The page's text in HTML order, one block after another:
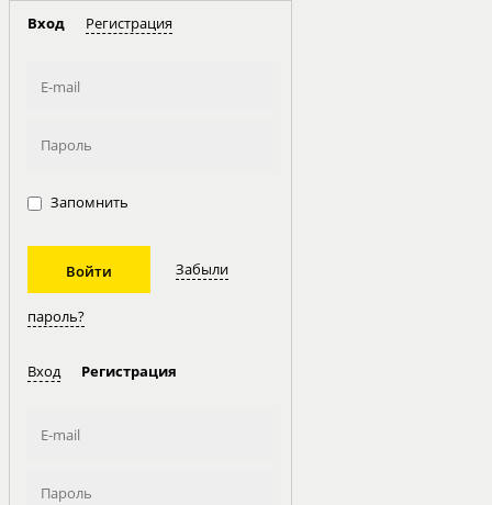
Вход Регистрация
Запомнить
Забыли
пароль?
Вход Регистрация